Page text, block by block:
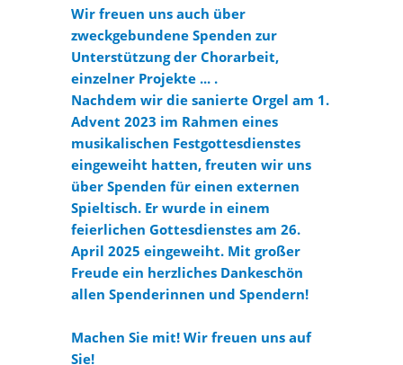
Wir freuen uns auch über
zweckgebundene Spenden zur
Unterstützung der Chorarbeit,
einzelner Projekte ... .
Nachdem wir die sanierte Orgel am 1.
Advent 2023 im Rahmen eines
musikalischen Festgottesdienstes
eingeweiht hatten, freuten wir uns
über Spenden für einen externen
Spieltisch. Er wurde in einem
feierlichen Gottesdienstes am 26.
April 2025 eingeweiht. Mit großer
Freude ein herzliches Dankeschön
allen Spenderinnen und Spendern!
Machen Sie mit! Wir freuen uns auf
Sie!